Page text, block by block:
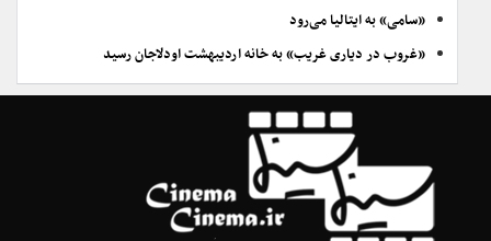
«سامی» به ایتالیا می‌رود
«غروب در دیاری غریب» به خانه اردیبهشت اودلاجان رسید